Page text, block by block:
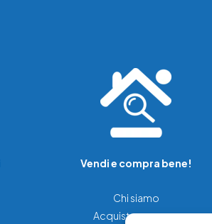
Vendi e compra bene!
Chi siamo
Acquista una casa